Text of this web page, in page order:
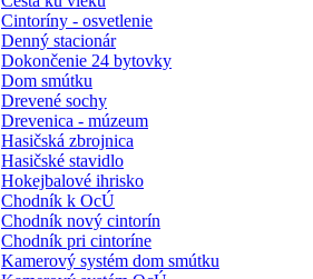
Cintoríny - osvetlenie
Denný stacionár
Dokončenie 24 bytovky
Dom smútku
Drevené sochy
Drevenica - múzeum
Hasičská zbrojnica
Hasičské stavidlo
Hokejbalové ihrisko
Chodník k OcÚ
Chodník nový cintorín
Chodník pri cintoríne
Kamerový systém dom smútku